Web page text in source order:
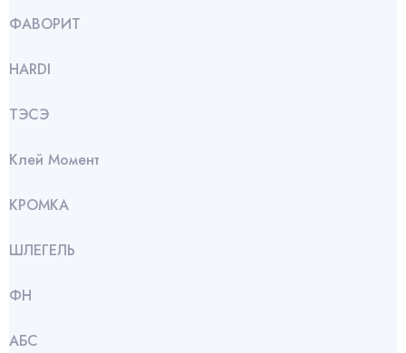
ФАВОРИТ
HARDI
ТЭСЭ
Клей Момент
КРОМКА
ШЛЕГЕЛЬ
ФН
АБС